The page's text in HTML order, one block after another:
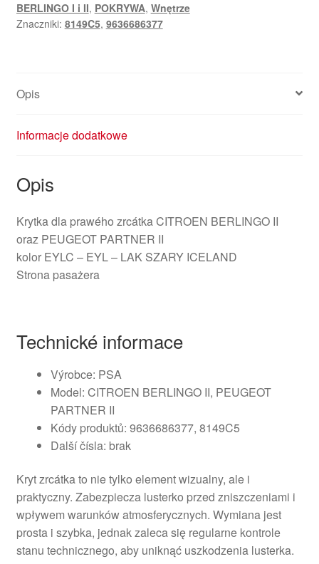
BERLINGO I i II, POKRYWA, Wnętrze
Znaczniki: 8149C5, 9636686377
Opis
Informacje dodatkowe
Opis
Krytka dla prawého zrcátka CITROEN BERLINGO II
oraz PEUGEOT PARTNER II
kolor EYLC – EYL – LAK SZARY ICELAND
Strona pasażera
Technické informace
Výrobce: PSA
Model: CITROEN BERLINGO II, PEUGEOT
PARTNER II
Kódy produktů: 9636686377, 8149C5
Další čísla: brak
Kryt zrcátka to nie tylko element wizualny, ale i
praktyczny. Zabezpiecza lusterko przed zniszczeniami i
wpływem warunków atmosferycznych. Wymiana jest
prosta i szybka, jednak zaleca się regularne kontrole
stanu technicznego, aby uniknąć uszkodzenia lusterka.